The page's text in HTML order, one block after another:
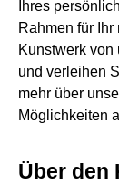
Ihres
Rahmen für
Kunstwerk
und verleihen
mehr über
Möglichkeiten
Über den